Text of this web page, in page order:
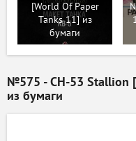
[World Of Paper
Tanks 11] из
бумаги
№575 - CH-53 Stallion
из бумаги